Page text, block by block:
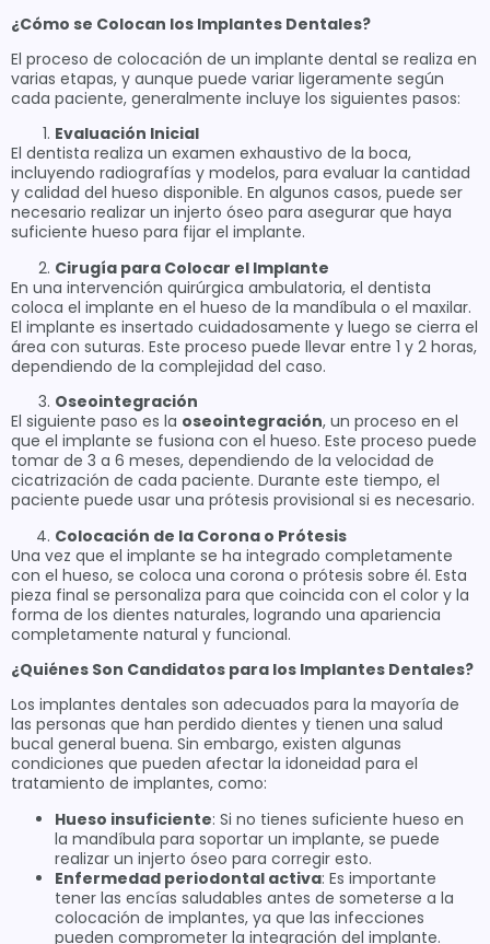
¿Cómo se Colocan los Implantes Dentales?
El proceso de colocación de un implante dental se realiza en
varias etapas, y aunque puede variar ligeramente según
cada paciente, generalmente incluye los siguientes pasos:
Evaluación Inicial
El dentista realiza un examen exhaustivo de la boca,
incluyendo radiografías y modelos, para evaluar la cantidad
y calidad del hueso disponible. En algunos casos, puede ser
necesario realizar un injerto óseo para asegurar que haya
suficiente hueso para fijar el implante.
Cirugía para Colocar el Implante
En una intervención quirúrgica ambulatoria, el dentista
coloca el implante en el hueso de la mandíbula o el maxilar.
El implante es insertado cuidadosamente y luego se cierra el
área con suturas. Este proceso puede llevar entre 1 y 2 horas,
dependiendo de la complejidad del caso.
Oseointegración
El siguiente paso es la oseointegración, un proceso en el
que el implante se fusiona con el hueso. Este proceso puede
tomar de 3 a 6 meses, dependiendo de la velocidad de
cicatrización de cada paciente. Durante este tiempo, el
paciente puede usar una prótesis provisional si es necesario.
Colocación de la Corona o Prótesis
Una vez que el implante se ha integrado completamente
con el hueso, se coloca una corona o prótesis sobre él. Esta
pieza final se personaliza para que coincida con el color y la
forma de los dientes naturales, logrando una apariencia
completamente natural y funcional.
¿Quiénes Son Candidatos para los Implantes Dentales?
Los implantes dentales son adecuados para la mayoría de
las personas que han perdido dientes y tienen una salud
bucal general buena. Sin embargo, existen algunas
condiciones que pueden afectar la idoneidad para el
tratamiento de implantes, como:
Hueso insuficiente: Si no tienes suficiente hueso en
la mandíbula para soportar un implante, se puede
realizar un injerto óseo para corregir esto.
Enfermedad periodontal activa: Es importante
tener las encías saludables antes de someterse a la
colocación de implantes, ya que las infecciones
pueden comprometer la integración del implante.